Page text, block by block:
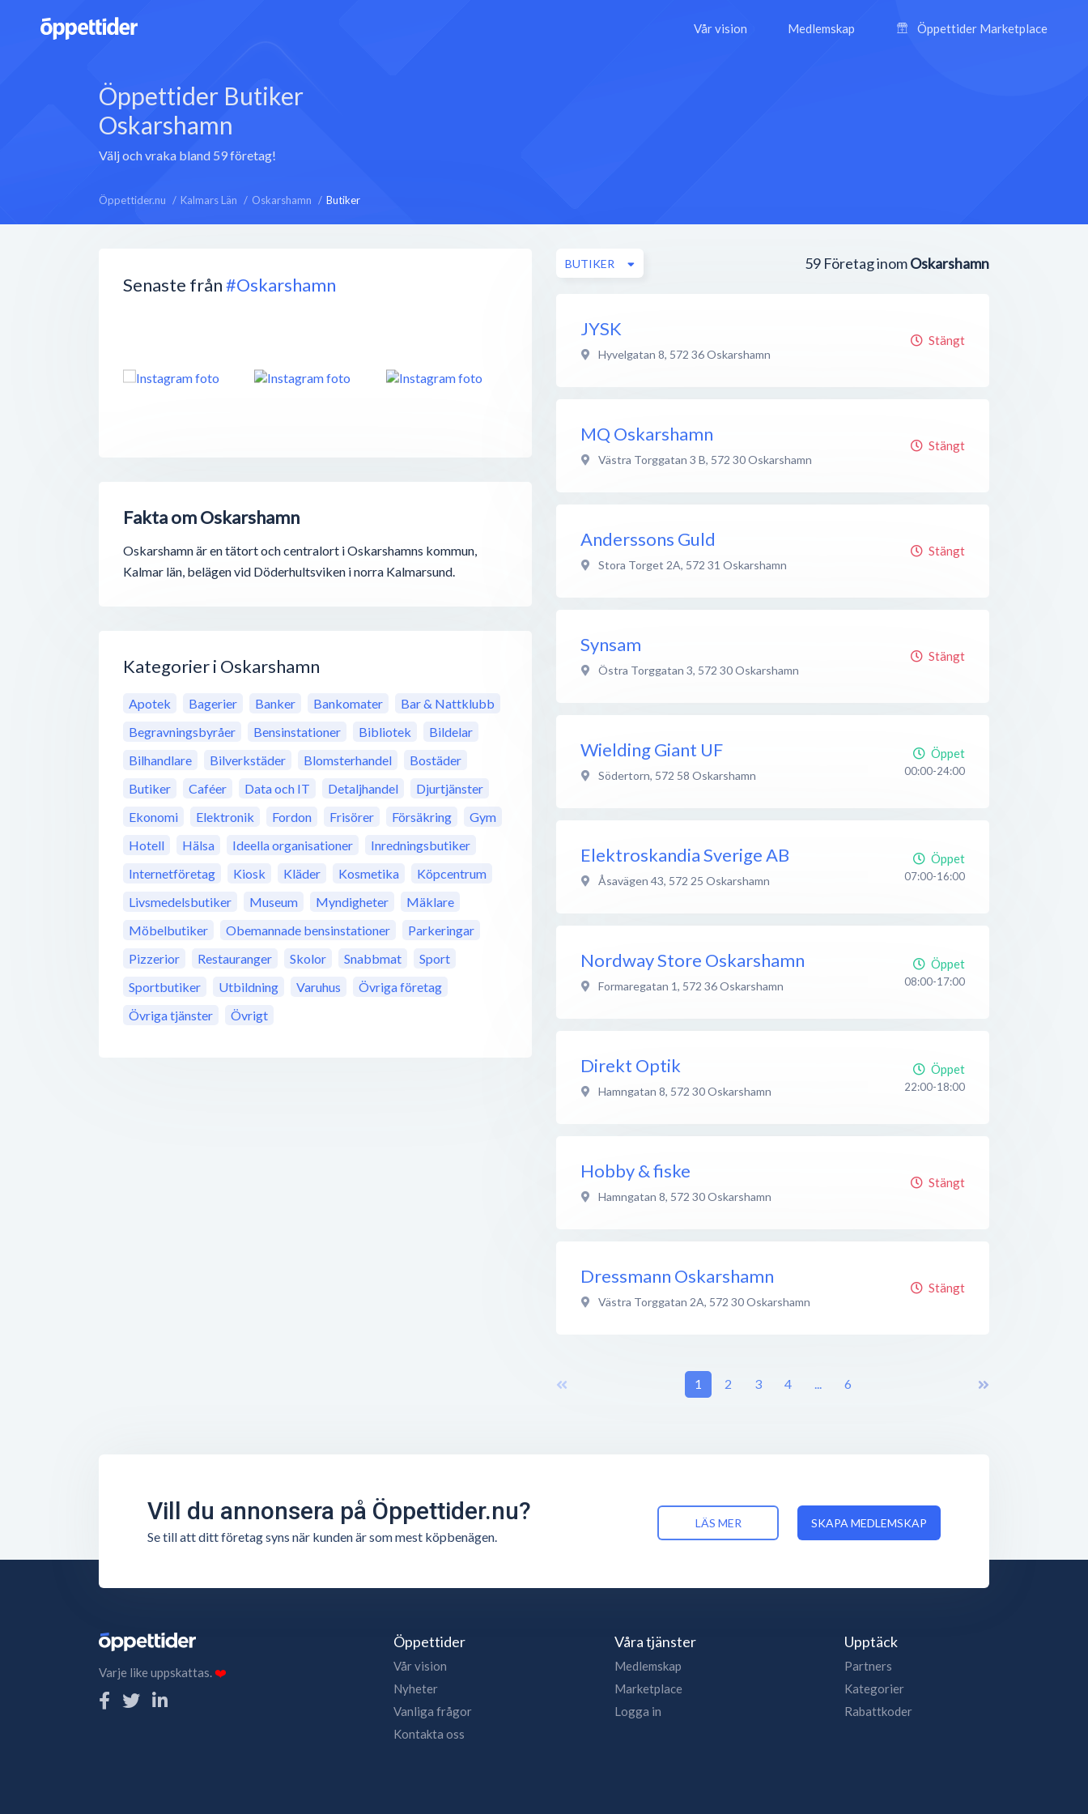
Vår vision Medlemskap Öppettider Marketplace
Öppettider Butiker
Oskarshamn
Välj och vraka bland 59 företag!
Öppettider.nu Kalmars Län Oskarshamn Butiker
Senaste från#Oskarshamn
Fakta om Oskarshamn
Oskarshamn är en tätort och centralort i Oskarshamns kommun,
Kalmar län, belägen vid Döderhultsviken i norra Kalmarsund.
Kategorier i Oskarshamn
Apotek Bagerier Banker Bankomater
Bar & Nattklubb
Begravningsbyråer
Bensinstationer Bibliotek
Bildelar
Bilhandlare
Bilverkstäder Blomsterhandel
Bostäder
Butiker
Caféer Data och IT Detaljhandel
Djurtjänster
Ekonomi
Elektronik Fordon Frisörer Försäkring
Gym
Hotell
Hälsa Ideella organisationer
Inredningsbutiker
Internetföretag
Kiosk Kläder Kosmetika
Köpcentrum
Livsmedelsbutiker
Museum Myndigheter
Mäklare
Möbelbutiker
Obemannade bensinstationer
Parkeringar
Pizzerior
Restauranger Skolor Snabbmat
Sport
Sportbutiker
Utbildning Varuhus
Övriga företag
Övriga tjänster
Övrigt
59 Företag inomOskarshamn
BUTIKER
JYSK
Hyvelgatan 8, 572 36Oskarshamn
Stängt
MQ Oskarshamn
Västra Torggatan 3 B, 572 30Oskarshamn
Stängt
Anderssons Guld
Stora Torget 2A, 572 31 Oskarshamn
Stängt
Synsam
Östra Torggatan 3, 572 30Oskarshamn
Stängt
Wielding Giant UF
Södertorn, 572 58 Oskarshamn
Öppet
00:00-24:00
Elektroskandia Sverige AB
Åsavägen 43, 572 25 Oskarshamn
Öppet
07:00-16:00
Nordway Store Oskarshamn
Formaregatan 1, 572 36Oskarshamn
Öppet
08:00-17:00
Direkt Optik
Hamngatan 8, 572 30Oskarshamn
Öppet
22:00-18:00
Hobby & fiske
Hamngatan 8, 572 30Oskarshamn
Stängt
Dressmann Oskarshamn
Västra Torggatan 2A, 572 30Oskarshamn
Stängt
1 2 3 4 ... 6
Vill du annonsera på Öppettider.nu?
Se till att ditt företag syns när kunden är som mest köpbenägen.
LÄS MER SKAPA MEDLEMSKAP
Varje like uppskattas.❤️
Öppettider
Vår vision
Nyheter
Vanliga frågor
Kontakta oss
Våra tjänster
Medlemskap
Marketplace
Logga in
Upptäck
Partners
Kategorier
Rabattkoder